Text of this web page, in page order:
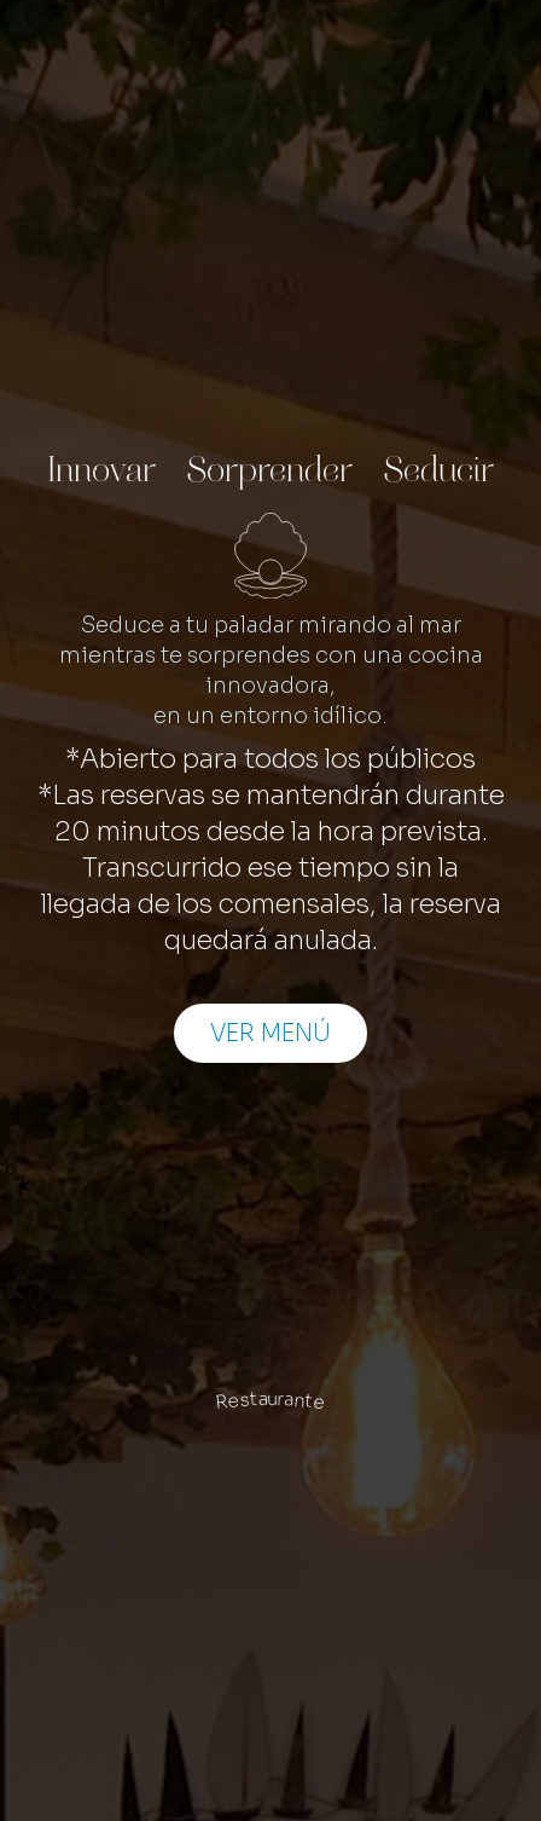
Innovar - Sorprender - Seducir
Seduce a tu paladar mirando al mar
mientras te sorprendes con una cocina
innovadora,
en un entorno idílico.
*Abierto para todos los públicos
*Las reservas se mantendrán durante
20 minutos desde la hora prevista.
Transcurrido ese tiempo sin la
llegada de los comensales, la reserva
quedará anulada.
VER MENÚ
★
Restaurante